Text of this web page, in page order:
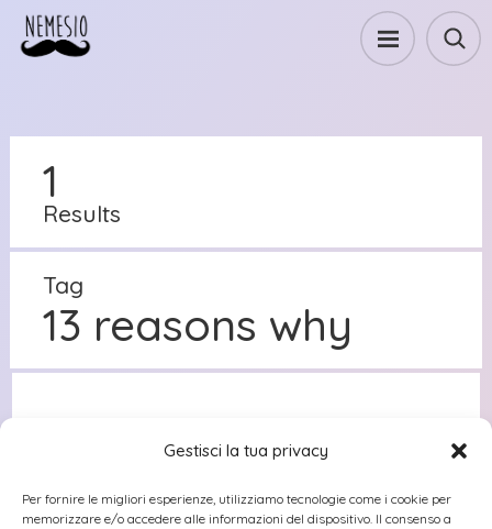
Gestisci la tua privacy
Per fornire le migliori esperienze, utilizziamo tecnologie come i cookie per
memorizzare e/o accedere alle informazioni del dispositivo. Il consenso a
1
Results
Tag
13 reasons why